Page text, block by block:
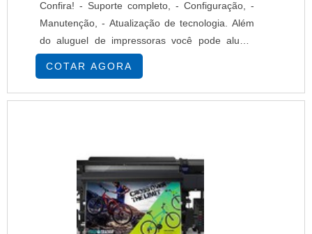
Confira! - Suporte completo, - Configuração, -
Manutenção, - Atualização de tecnologia. Além
do aluguel de impressoras você pode alugar
multifuncionais e scanners das mais variadas
marcas. Consulte linhas disponíveis. Assegure a
continuidade de seus serviços de impressão de
COTAR AGORA